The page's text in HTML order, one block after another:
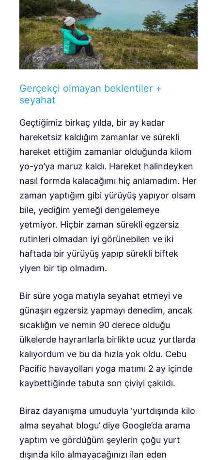
Gerçekçi olmayan beklentiler +
seyahat
Geçtiğimiz birkaç yılda, bir ay kadar
hareketsiz kaldığım zamanlar ve sürekli
hareket ettiğim zamanlar olduğunda kilom
yo-yo’ya maruz kaldı. Hareket halindeyken
nasıl formda kalacağımı hiç anlamadım. Her
zaman yaptığım gibi yürüyüş yapıyor olsam
bile, yediğim yemeği dengelemeye
yetmiyor. Hiçbir zaman sürekli egzersiz
rutinleri olmadan iyi görünebilen ve iki
haftada bir yürüyüş yapıp sürekli biftek
yiyen bir tip olmadım.
Bir süre yoga matıyla seyahat etmeyi ve
günaşırı egzersiz yapmayı denedim, ancak
sıcaklığın ve nemin 90 derece olduğu
ülkelerde hayranlarla birlikte ucuz yurtlarda
kalıyordum ve bu da hızla yok oldu. Cebu
Pacific havayolları yoga matımı 2 ay içinde
kaybettiğinde tabuta son çiviyi çakıldı.
Biraz dayanışma umuduyla ‘yurtdışında kilo
alma seyahat blogu’ diye Google’da arama
yaptım ve gördüğüm şeylerin çoğu yurt
dışında kilo almayacağınızı ilan eden